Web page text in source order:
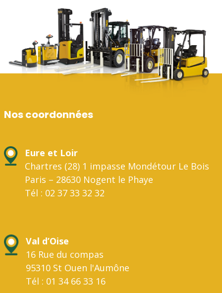
Nos coordonnées
Eure et Loir
Chartres (28) 1 impasse Mondétour Le Bois
Paris – 28630 Nogent le Phaye
Tél : 02 37 33 32 32
Val d’Oise
16 Rue du compas
95310 St Ouen l'Aumône
Tél : 01 34 66 33 16